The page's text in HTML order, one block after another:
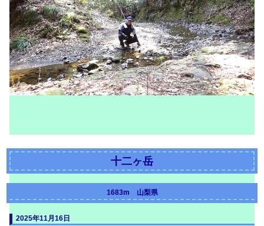
十二ヶ岳
1683m 山梨県
2025年11月16日